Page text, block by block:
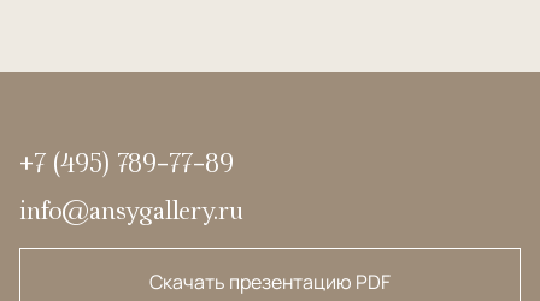
+7 (495) 789-77-89
info@ansygallery.ru
Скачать презентацию PDF